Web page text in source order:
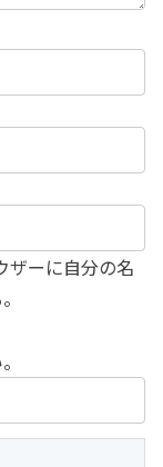
ザーに自分の名